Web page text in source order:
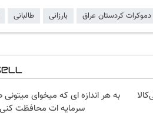
کردستان عراق بارزانی طالبانی
به هر اندازه ای که میخوای میتونی
سرمایه ات محافظت کنی